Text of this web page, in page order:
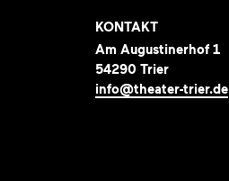
KONTAKT
Am Augustinerhof 1
54290 Trier
info@theater-trier.de